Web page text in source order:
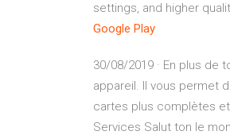
settings, and higher
Google Play
30/08/2019 · En plus de
appareil. Il vous permet
cartes plus complètes
Services Salut ton le